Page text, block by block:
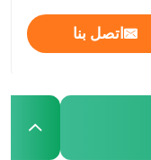
اتصل بنا